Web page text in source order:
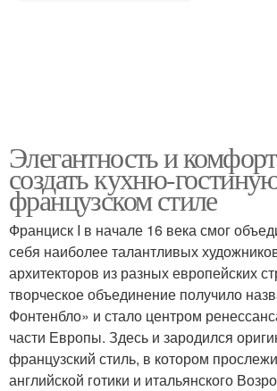
Элегантность и
создать кухню-
французском стиле
Франциск I в начале 16 века смог
себя наиболее талантливых
архитекторов из разных европейских
творческое объединение получило
Фонтенбло» и стало центром
части Европы. Здесь и зародился
французский стиль, в котором
английской готики и итальянского